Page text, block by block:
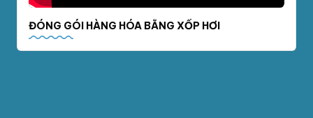
ĐÓNG GÓI HÀNG HÓA BẰNG XỐP HƠI